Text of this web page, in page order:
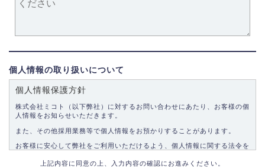
個人情報の取り扱いについて
個人情報保護方針
株式会社ミコト（以下弊社）に対するお問い合わせにあたり、お客様の個
人情報をお知らせいただきます。
また、その他採用業務等で個人情報をお預かりすることがあります。
お客様に安心して弊社をご利用いただけるよう、個人情報に関する法令を
上記内容に同意の上、入力内容の確認にお進みください。